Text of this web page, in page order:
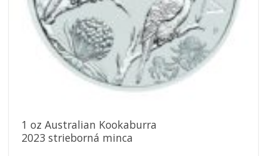
1 oz Australian Kookaburra
2023 strieborná minca